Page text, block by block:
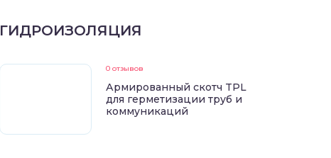
ГИДРОИЗОЛЯЦИЯ
0 отзывов
Армированный скотч TPL
для герметизации труб и
коммуникаций